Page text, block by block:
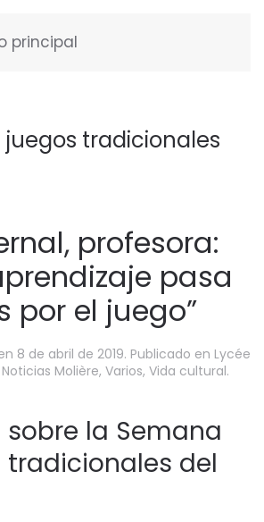
principal
juegos tradicionales
profesora:
pasa
por el juego”
8 de abril de 2019. Publicado en Lycée
Noticias Molière, Varios, Vida cultural.
sobre la Semana
tradicionales del